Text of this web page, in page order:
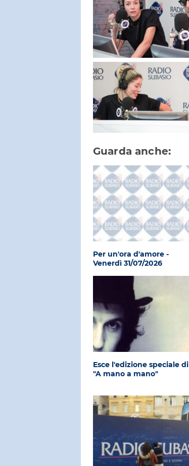
Guarda anche:
Per un'ora d'amore -
Venerdì 31/07/2026
Esce l'edizione speciale di
"A mano a mano"